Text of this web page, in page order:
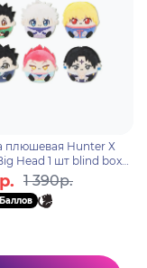
плюшевая Hunter Х
Head 1 шт blind box
1 390р.